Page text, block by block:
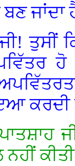
ਜਾਂਦਾ
ਤੁਸੀਂ
ਹੋ
ਕਰਦੀ
ਨਹੀਂ